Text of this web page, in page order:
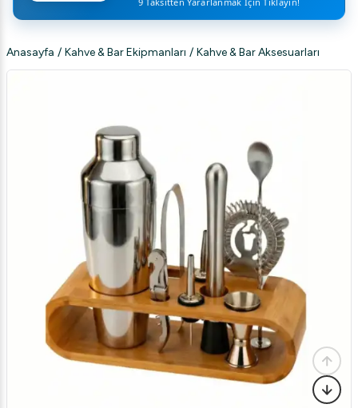
Anasayfa / Kahve & Bar Ekipmanları / Kahve & Bar Aksesuarları